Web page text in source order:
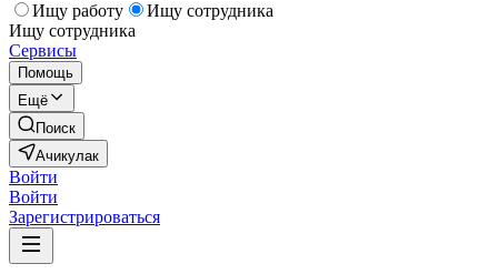
Ищу работу
Ищу сотрудника
Ищу сотрудника
Сервисы
Помощь
Ещё
Поиск
Ачикулак
Войти
Войти
Зарегистрироваться